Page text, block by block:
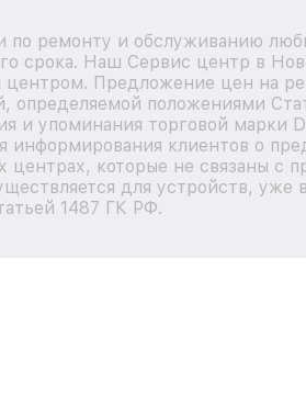
по ремонту и обслуживанию
срока. Наш Сервис центр в
центром. Предложение цен на
определяемой положениями
и упоминания торговой марки
информирования клиентов о
центрах, которые не связаны с
для устройств,
1487 ГК РФ.